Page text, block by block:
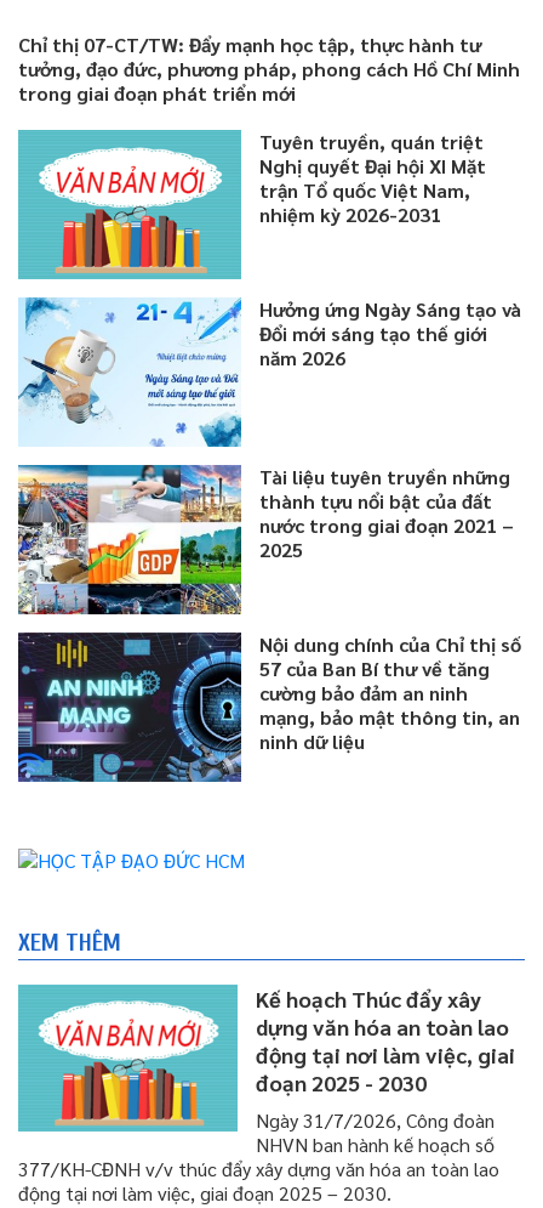
Chỉ thị 07-CT/TW: Đẩy mạnh học tập, thực hành tư
tưởng, đạo đức, phương pháp, phong cách Hồ Chí Minh
trong giai đoạn phát triển mới
Tuyên truyền, quán triệt
Nghị quyết Đại hội XI Mặt
trận Tổ quốc Việt Nam,
nhiệm kỳ 2026-2031
Hưởng ứng Ngày Sáng tạo và
Đổi mới sáng tạo thế giới
năm 2026
Tài liệu tuyên truyền những
thành tựu nổi bật của đất
nước trong giai đoạn 2021 –
2025
Nội dung chính của Chỉ thị số
57 của Ban Bí thư về tăng
cường bảo đảm an ninh
mạng, bảo mật thông tin, an
ninh dữ liệu
XEM THÊM
Kế hoạch Thúc đẩy xây
dựng văn hóa an toàn lao
động tại nơi làm việc, giai
đoạn 2025 - 2030
Ngày 31/7/2026, Công đoàn
NHVN ban hành kế hoạch số
377/KH-CĐNH v/v thúc đẩy xây dựng văn hóa an toàn lao
động tại nơi làm việc, giai đoạn 2025 – 2030.